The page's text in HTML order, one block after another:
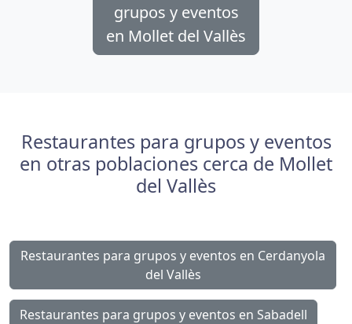
grupos y eventos
en Mollet del Vallès
Restaurantes para grupos y eventos
en otras poblaciones cerca de Mollet
del Vallès
Restaurantes para grupos y eventos en Cerdanyola
del Vallès
Restaurantes para grupos y eventos en Sabadell